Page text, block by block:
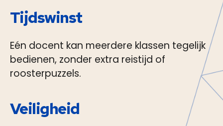
Tijdswinst
Eén docent kan meerdere klassen tegelijk
bedienen, zonder extra reistijd of
roosterpuzzels.
Veiligheid